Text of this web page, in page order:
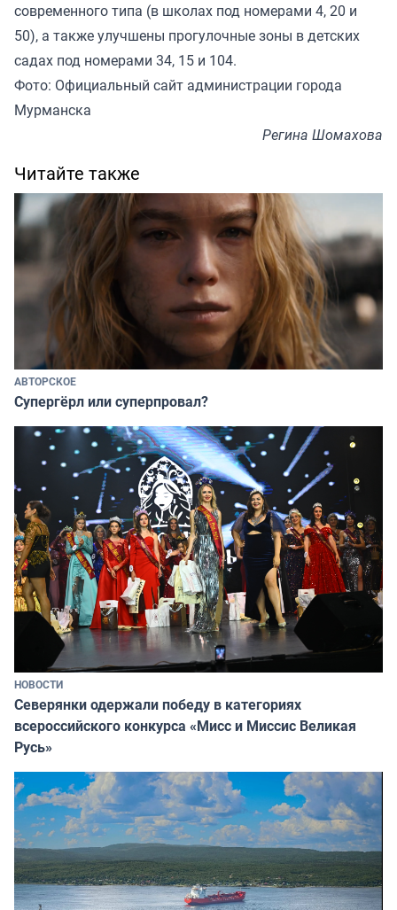
современного типа (в школах под номерами 4, 20 и
50), а также улучшены прогулочные зоны в детских
садах под номерами 34, 15 и 104.
Фото: Официальный сайт администрации города
Мурманска
Регина Шомахова
Читайте также
АВТОРСКОЕ
Супергёрл или суперпровал?
НОВОСТИ
Северянки одержали победу в категориях
всероссийского конкурса «Мисс и Миссис Великая
Русь»